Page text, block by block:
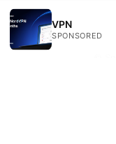
VPN
SPONSORED